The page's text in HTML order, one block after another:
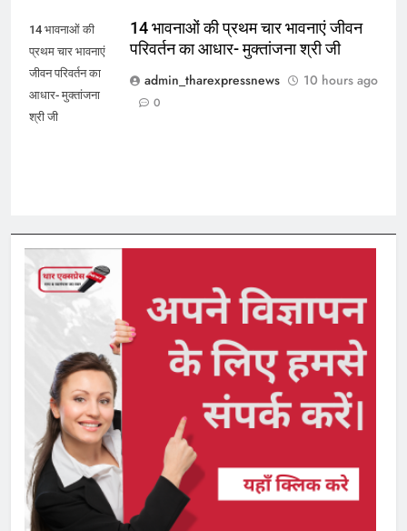
14 भावनाओं की
प्रथम चार भावनाएं
जीवन परिवर्तन का
आधार- मुक्तांजना
श्री जी
14 भावनाओं की प्रथम चार भावनाएं जीवन
परिवर्तन का आधार- मुक्तांजना श्री जी
admin_tharexpressnews
10 hours ago
0